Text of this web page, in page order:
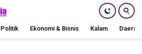
Politik Ekonomi & Bisnis Kalam Daerah